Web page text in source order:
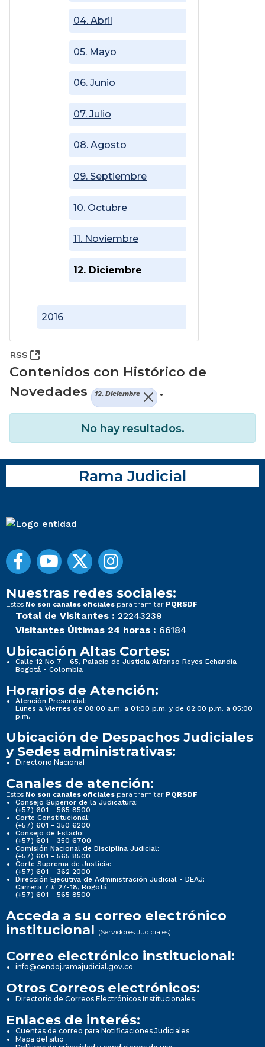
2016
04. Abril
05. Mayo
06. Junio
07. Julio
08. Agosto
09. Septiembre
10. Octubre
11. Noviembre
12. Diciembre
RSS (Abre una nueva ventana)
Contenidos con Histórico de
Novedades
12. Diciembre .
No hay resultados.
Rama Judicial
Nuestras redes sociales:
Estos No son canales oficiales para tramitar PQRSDF
Total de Visitantes : 22243239
Visitantes Últimas 24 horas : 66184
Ubicación Altas Cortes:
Calle 12 No 7 - 65, Palacio de Justicia Alfonso Reyes Echandía
Bogotá - Colombia
Horarios de Atención:
Atención Presencial:
Lunes a Viernes de 08:00 a.m. a 01:00 p.m. y de 02:00 p.m. a 05:00
p.m.
Ubicación de Despachos Judiciales
y Sedes administrativas:
Directorio Nacional
Canales de atención:
Estos No son canales oficiales para tramitar PQRSDF
Consejo Superior de la Judicatura:
(+57) 601 - 565 8500
Corte Constitucional:
(+57) 601 - 350 6200
Consejo de Estado:
(+57) 601 - 350 6700
Comisión Nacional de Disciplina Judicial:
(+57) 601 - 565 8500
Corte Suprema de Justicia:
(+57) 601 - 362 2000
Dirección Ejecutiva de Administración Judicial - DEAJ:
Carrera 7 # 27-18, Bogotá
(+57) 601 - 565 8500
Acceda a su correo electrónico
institucional (Servidores Judiciales)
Correo electrónico institucional:
info@cendoj.ramajudicial.gov.co
Otros Correos electrónicos:
Directorio de Correos Electrónicos Institucionales
Enlaces de interés:
Cuentas de correo para Notificaciones Judiciales
Mapa del sitio